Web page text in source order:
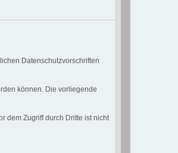
Datenschutzvorschriften
können. Die vorliegende
dem Zugriff durch Dritte ist nicht